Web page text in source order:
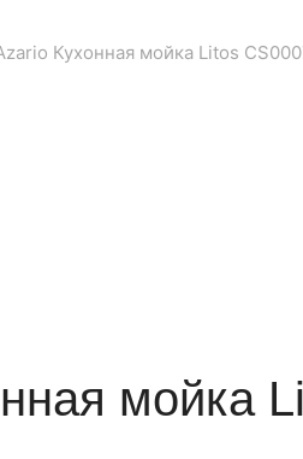
Кухонная мойка Litos
мойка